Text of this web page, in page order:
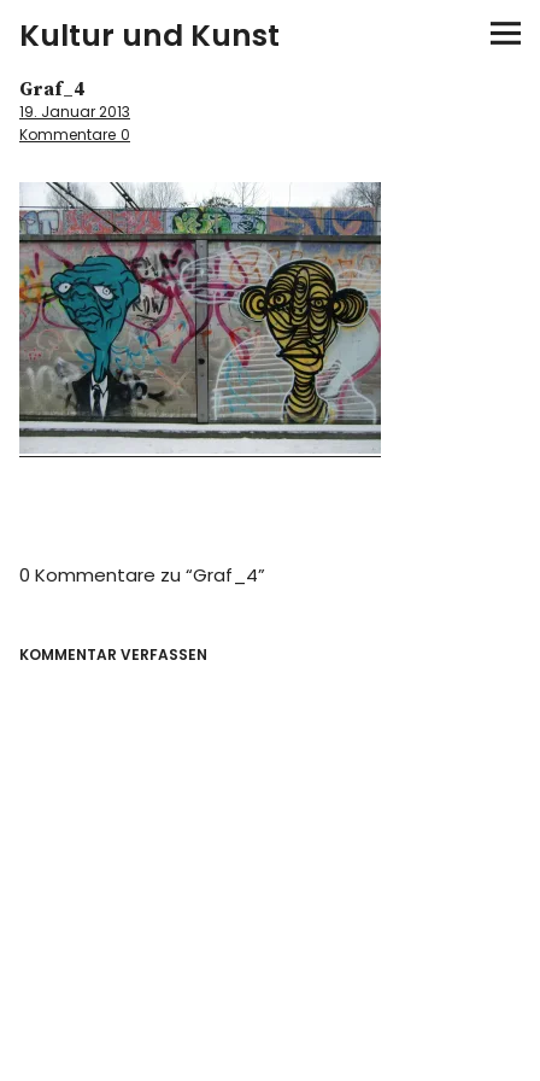
Kultur und Kunst
kultur & kunst
Spiele
Konzerte
Museen bei…
Bloggerreisen
Graf_4
19. Januar 2013
Kommentare 0
0 Kommentare zu “Graf_4”
KOMMENTAR VERFASSEN